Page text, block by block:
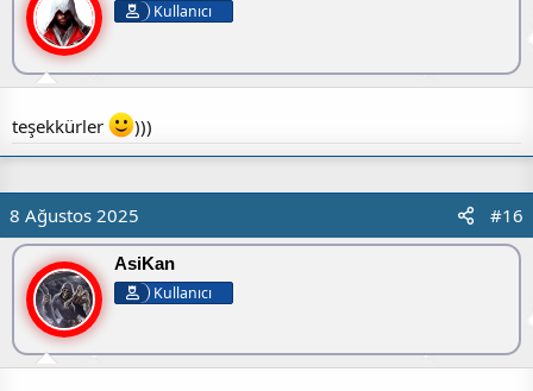
Kullanıcı
teşekkürler )))
8 Ağustos 2025 #16
AsiKan
Kullanıcı